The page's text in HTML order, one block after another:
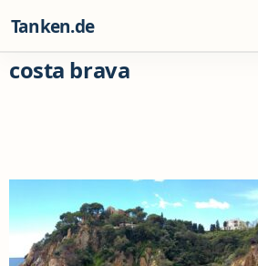
Tanken.de
costa brava